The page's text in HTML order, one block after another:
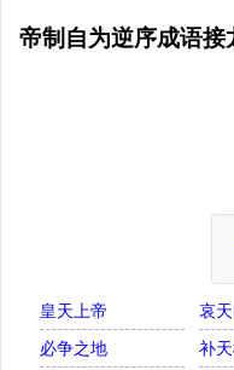
帝制自为逆序成语接
皇天上帝 哀
必争之地
补